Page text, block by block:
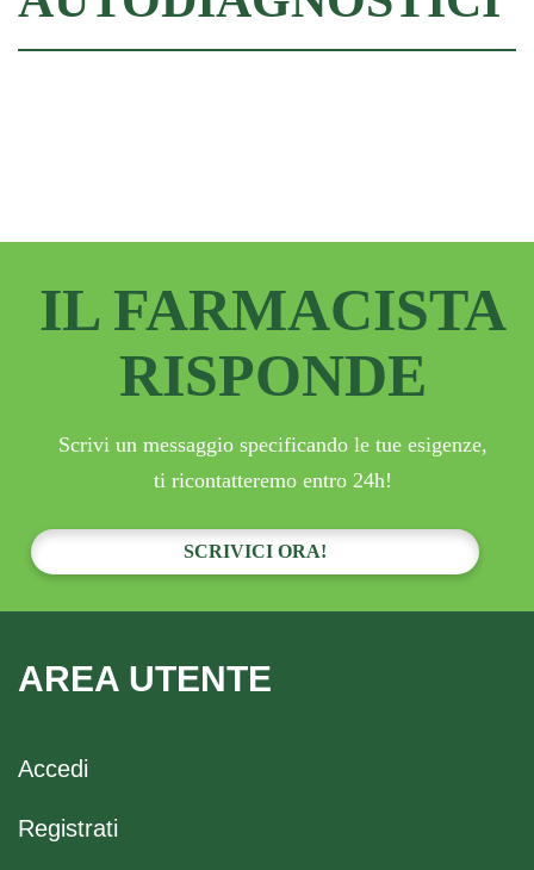
IL FARMACISTA
RISPONDE
Scrivi un messaggio specificando le tue esigenze,
ti ricontatteremo entro 24h!
SCRIVICI ORA!
AREA UTENTE
Accedi
Registrati